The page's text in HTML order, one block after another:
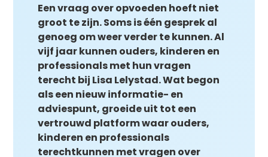
Een vraag over opvoeden hoeft niet
groot te zijn. Soms is één gesprek al
genoeg om weer verder te kunnen. Al
vijf jaar kunnen ouders, kinderen en
professionals met hun vragen
terecht bij Lisa Lelystad. Wat begon
als een nieuw informatie- en
adviespunt, groeide uit tot een
vertrouwd platform waar ouders,
kinderen en professionals
terechtkunnen met vragen over